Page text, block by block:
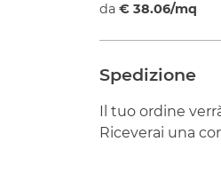
da € 38.06/mq
Spedizione
Il tuo ordine
Riceverai una